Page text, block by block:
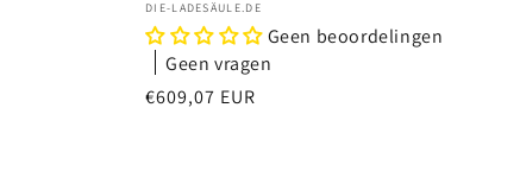
Verkoper:
DIE-LADESÄULE.DE
Geen beoordelingen
Geen vragen
Normale
€609,07 EUR